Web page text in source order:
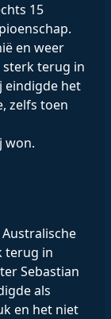
15
en weer
sterk terug in
eindigde het
zelfs toen
won.
terug in
Sebastian
als
en het niet